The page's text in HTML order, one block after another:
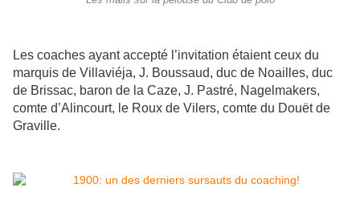
Les coaches ayant accepté l’invitation étaient ceux du
marquis de Villaviéja, J. Boussaud, duc de Noailles, duc
de Brissac, baron de la Caze, J. Pastré, Nagelmakers,
comte d’Alincourt, le Roux de Vilers, comte du Douët de
Graville.